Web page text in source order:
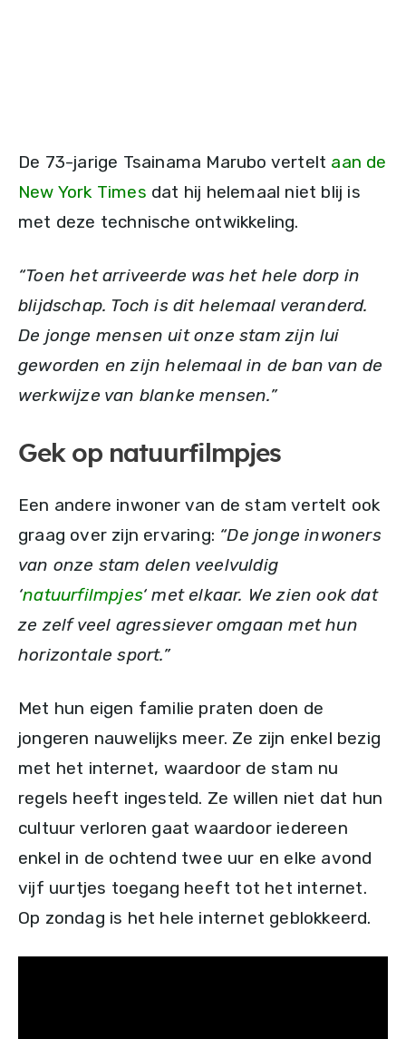
De 73-jarige Tsainama Marubo vertelt aan de
New York Times dat hij helemaal niet blij is
met deze technische ontwikkeling.
“Toen het arriveerde was het hele dorp in
blijdschap. Toch is dit helemaal veranderd.
De jonge mensen uit onze stam zijn lui
geworden en zijn helemaal in de ban van de
werkwijze van blanke mensen.”
Gek op natuurfilmpjes
Een andere inwoner van de stam vertelt ook
graag over zijn ervaring: “De jonge inwoners
van onze stam delen veelvuldig
‘natuurfilmpjes‘ met elkaar. We zien ook dat
ze zelf veel agressiever omgaan met hun
horizontale sport.”
Met hun eigen familie praten doen de
jongeren nauwelijks meer. Ze zijn enkel bezig
met het internet, waardoor de stam nu
regels heeft ingesteld. Ze willen niet dat hun
cultuur verloren gaat waardoor iedereen
enkel in de ochtend twee uur en elke avond
vijf uurtjes toegang heeft tot het internet.
Op zondag is het hele internet geblokkeerd.